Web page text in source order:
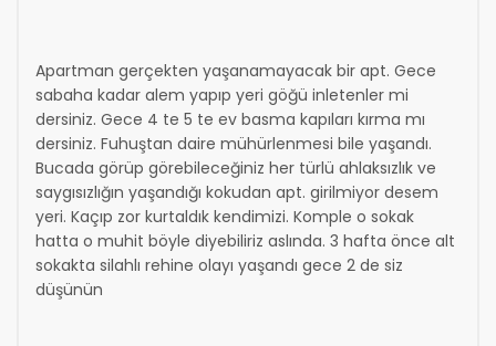
Apartman gerçekten yaşanamayacak bir apt. Gece
sabaha kadar alem yapıp yeri göğü inletenler mi
dersiniz. Gece 4 te 5 te ev basma kapıları kırma mı
dersiniz. Fuhuştan daire mühürlenmesi bile yaşandı.
Bucada görüp görebileceğiniz her türlü ahlaksızlık ve
saygısızlığın yaşandığı kokudan apt. girilmiyor desem
yeri. Kaçıp zor kurtaldık kendimizi. Komple o sokak
hatta o muhit böyle diyebiliriz aslında. 3 hafta önce alt
sokakta silahlı rehine olayı yaşandı gece 2 de siz
düşünün